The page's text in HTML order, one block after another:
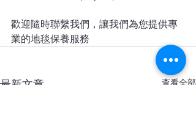
歡迎隨時聯繫我們，讓我們為您提供專
業的地毯保養服務
最新文章 查看全部